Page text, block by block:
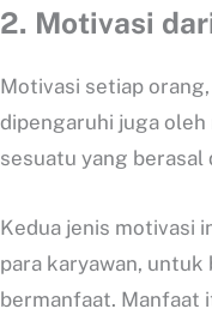
2. Motivasi
Motivasi setiap
dipengaruhi juga
sesuatu yang berasal
Kedua jenis motivasi
para karyawan,
bermanfaat. Manfaat